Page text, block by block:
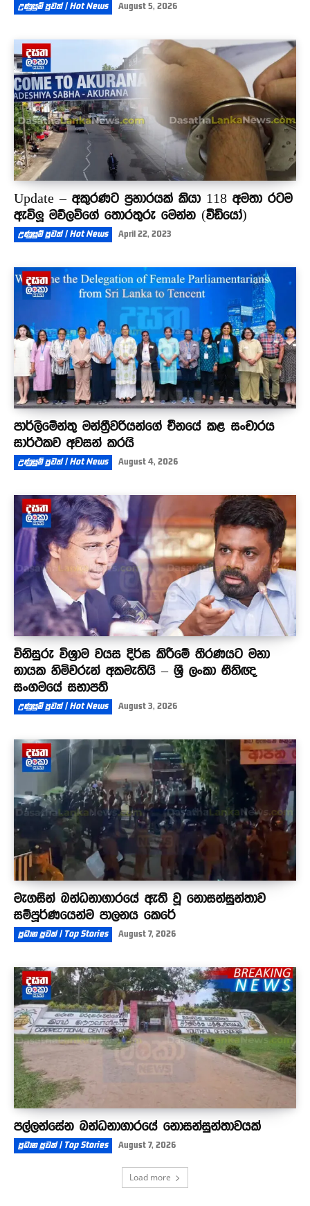
උණුසුම් පුවත් | Hot News August 5, 2026
Update – අකුරණට ප්‍රහාරයක් කියා 118 අමතා රටම
ඇවිලූ මව්ලවිගේ තොරතුරු මෙන්න (වීඩියෝ)
උණුසුම් පුවත් | Hot News April 22, 2023
පාර්ලිමේන්තු මන්ත්‍රීවරියන්ගේ චීනයේ කළ සංචාරය
සාර්ථකව අවසන් කරයි
උණුසුම් පුවත් | Hot News August 4, 2026
විනිසුරු විශ්‍රාම වයස දිර්ඝ කිරීමේ තීරණයට මහා
නායක හිමිවරුන් අකමැතියි – ශ්‍රී ලංකා නීතිඥ
සංගමයේ සභාපති
උණුසුම් පුවත් | Hot News August 3, 2026
මැගසින් බන්ධනාගාරයේ ඇති වූ නොසන්සුන්තාව
සම්පූර්ණයෙන්ම පාලනය කෙරේ
ප්‍රධාන පුවත් | Top Stories August 7, 2026
පල්ලන්සේන බන්ධනාගාරයේ නොසන්සුන්තාවයක්
ප්‍රධාන පුවත් | Top Stories August 7, 2026
Load more